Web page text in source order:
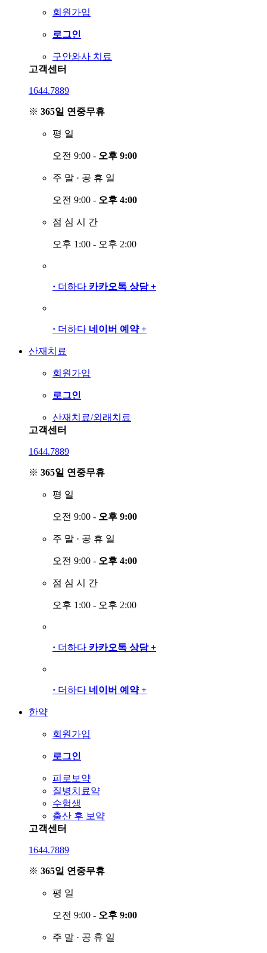
회원가입
로그인
구안와사 치료
고객센터
1644.7889
※ 365일 연중무휴
평 일
오전 9:00 - 오후 9:00
주 말 · 공 휴 일
오전 9:00 - 오후 4:00
점 심 시 간
오후 1:00 - 오후 2:00
· 더하다 카카오톡 상담 +
· 더하다 네이버 예약 +
산재치료
회원가입
로그인
산재치료/외래치료
고객센터
1644.7889
※ 365일 연중무휴
평 일
오전 9:00 - 오후 9:00
주 말 · 공 휴 일
오전 9:00 - 오후 4:00
점 심 시 간
오후 1:00 - 오후 2:00
· 더하다 카카오톡 상담 +
· 더하다 네이버 예약 +
한약
회원가입
로그인
피로보약
질병치료약
수험생
출산 후 보약
고객센터
1644.7889
※ 365일 연중무휴
평 일
오전 9:00 - 오후 9:00
주 말 · 공 휴 일